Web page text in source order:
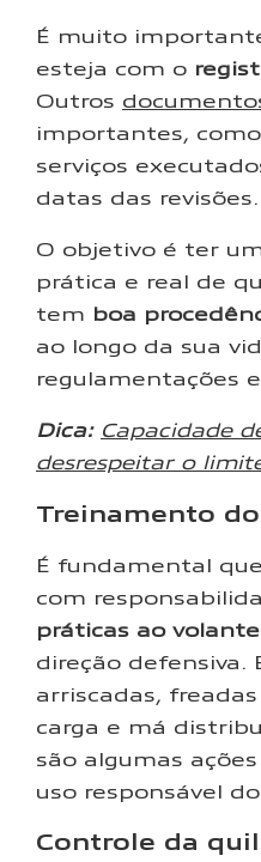
É muito
esteja com o
Outros
importantes,
serviços
datas das revisões.
O objetivo é ter
prática e real de
tem boa
ao longo da sua
regulamentações
Dica: Capacidade
desrespeitar o
Treinamento
É fundamental
com
práticas ao volante
direção defensiva.
arriscadas,
carga e má
são algumas
uso responsável
Controle da